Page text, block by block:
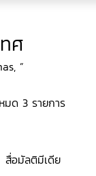
ศ
”
มด 3 รายการ
สื่อมัลติมีเดีย